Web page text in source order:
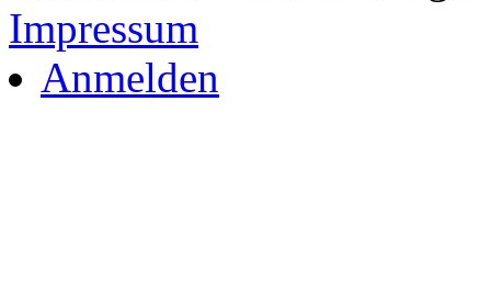
Impressum
Anmelden